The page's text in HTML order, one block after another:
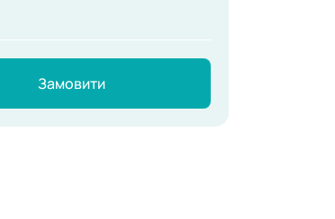
Замовити